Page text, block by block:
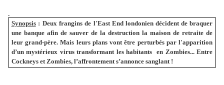
Synopsis: Deux frangins de l'East End londonien décident de braquer
une banque afin de sauver de la destruction la maison de retraite de
leur grand-père. Mais leurs plans vont être perturbés par l'apparition
d’un mystérieux virus transformant les habitants en Zombies... Entre
Cockneys et Zombies, l’affrontement s’annonce sanglant !